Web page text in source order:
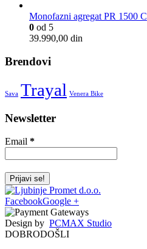
Monofazni agregat PR 1500 C
0 od 5
39.990,00 din
Brendovi
Sava Trayal Venera Bike
Newsletter
Email *
FacebookGoogle +
Design by PCMAX Studio
DOBRODOŠLI